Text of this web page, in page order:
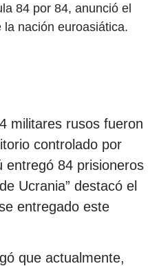
84 por 84, anunció el
nación euroasiática.
militares rusos fueron
controlado por
entregó 84 prisioneros
Ucrania” destacó el
entregado este
que actualmente,